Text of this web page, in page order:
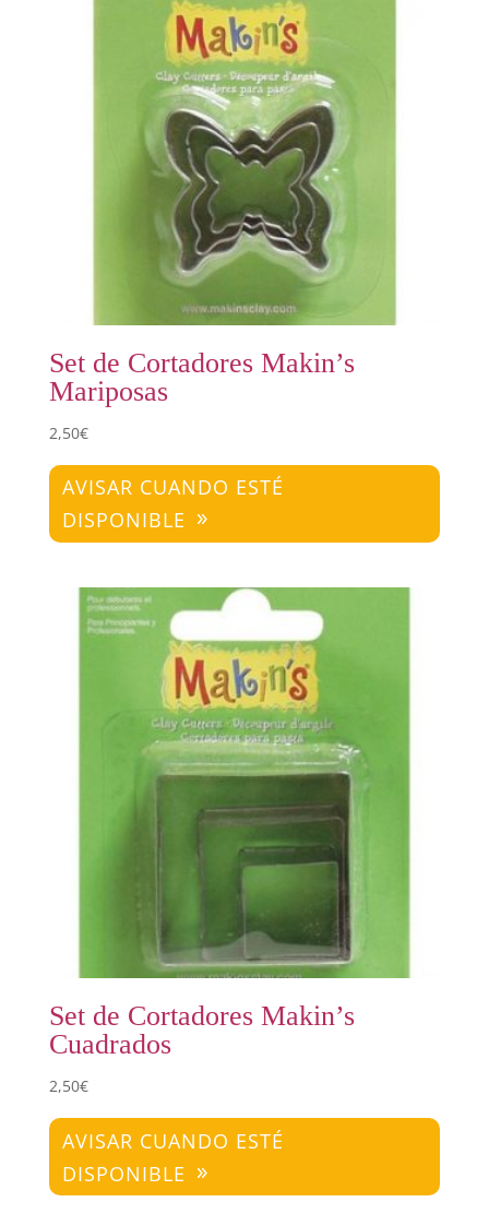
Set de Cortadores Makin’s
Mariposas
2,50€
AVISAR CUANDO ESTÉ
DISPONIBLE
Set de Cortadores Makin’s
Cuadrados
2,50€
AVISAR CUANDO ESTÉ
DISPONIBLE